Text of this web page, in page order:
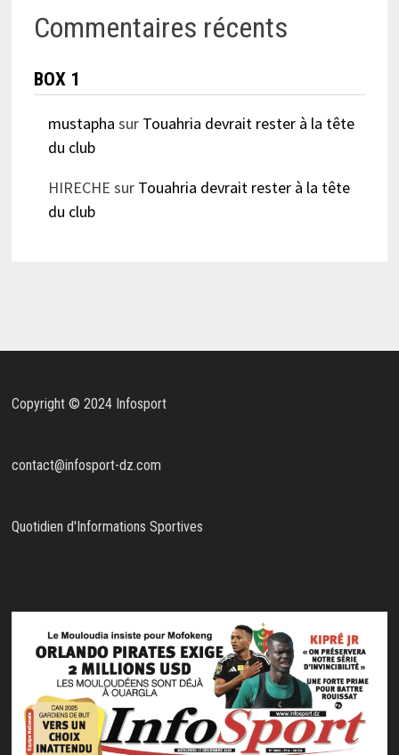
Commentaires récents
BOX 1
mustapha sur Touahria devrait rester à la tête
du club
HIRECHE sur Touahria devrait rester à la tête
du club
Copyright © 2024 Infosport
contact@infosport-dz.com
Quotidien d'Informations Sportives